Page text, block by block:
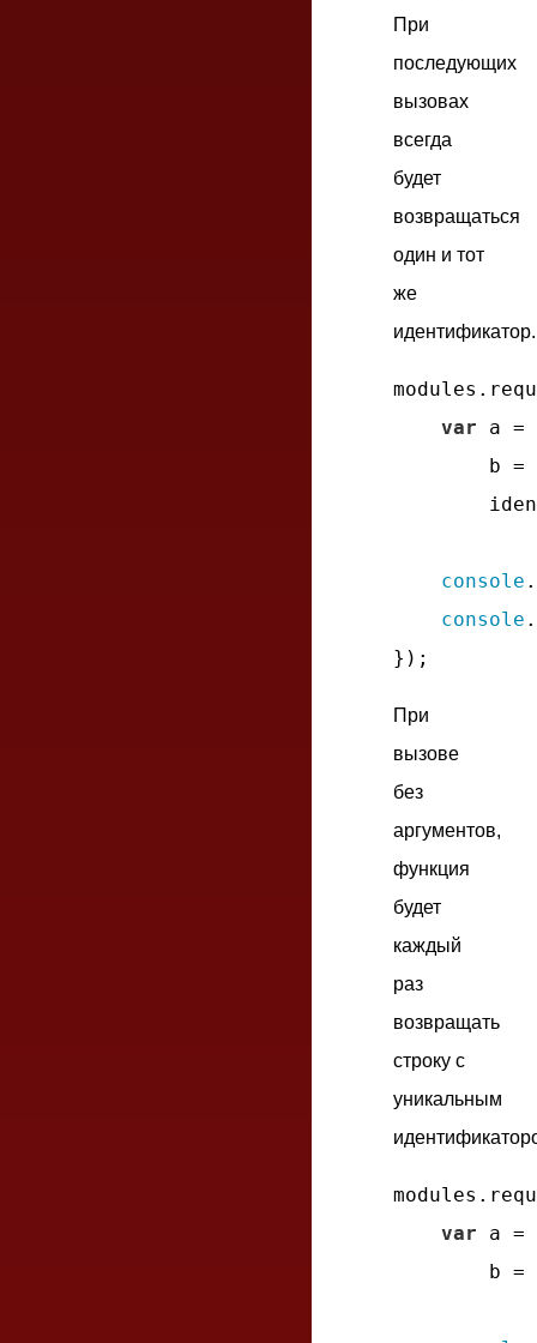
При
последующих
вызовах
всегда
будет
возвращаться
один и тот
же
идентификатор.
var a
b =
console
console
При
вызове
без
аргументов,
функция
будет
каждый
раз
возвращать
строку с
уникальным
var a =
b =